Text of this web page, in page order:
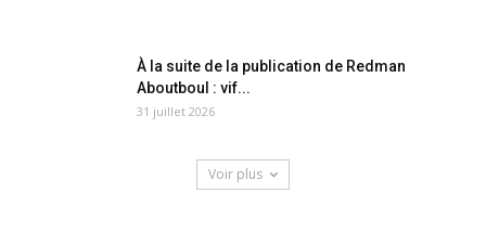
À la suite de la publication de Redman
Aboutboul : vif...
31 juillet 2026
Voir plus